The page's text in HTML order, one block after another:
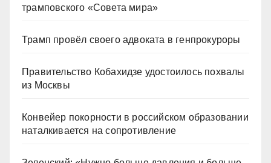
трамповского «Совета мира»
Трамп провёл своего адвоката в генпрокуроры
Правительство Кобахидзе удостоилось похвалы
из Москвы
Конвейер покорности в российском образовании
наталкивается на сопротивление